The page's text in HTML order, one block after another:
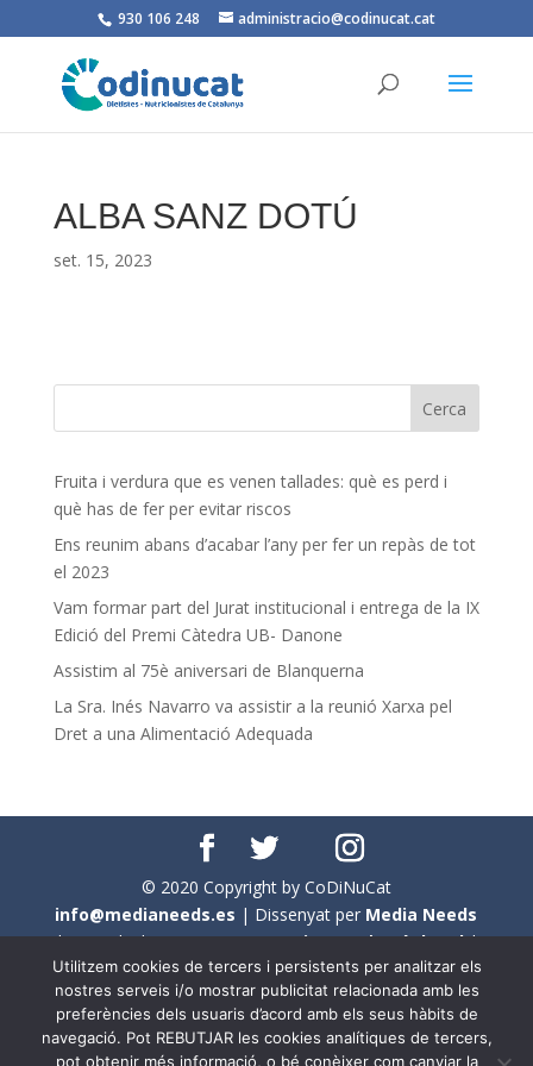
930 106 248 administracio@codinucat.cat
ALBA SANZ DOTÚ
set. 15, 2023
Fruita i verdura que es venen tallades: què es perd i
què has de fer per evitar riscos
Ens reunim abans d’acabar l’any per fer un repàs de tot
el 2023
Vam formar part del Jurat institucional i entrega de la IX
Edició del Premi Càtedra UB- Danone
Assistim al 75è aniversari de Blanquerna
La Sra. Inés Navarro va assistir a la reunió Xarxa pel
Dret a una Alimentació Adequada
© 2020 Copyright by CoDiNuCat
info@medianeeds.es | Dissenyat per Media Needs
| Tots els drets reservats aCoDiNuCat |Avís legal|
Avís per cookies
En aquest web s'ha tingut en compte l'ús no sexista del
llenguatge. No obstant això, i a causa de la seva
Utilitzem cookies de tercers i persistents per analitzar els
nostres serveis i/o mostrar publicitat relacionada amb les
preferències dels usuaris d’acord amb els seus hàbits de
navegació. Pot REBUTJAR les cookies analítiques de tercers,
pot obtenir més informació, o bé conèixer com canviar la